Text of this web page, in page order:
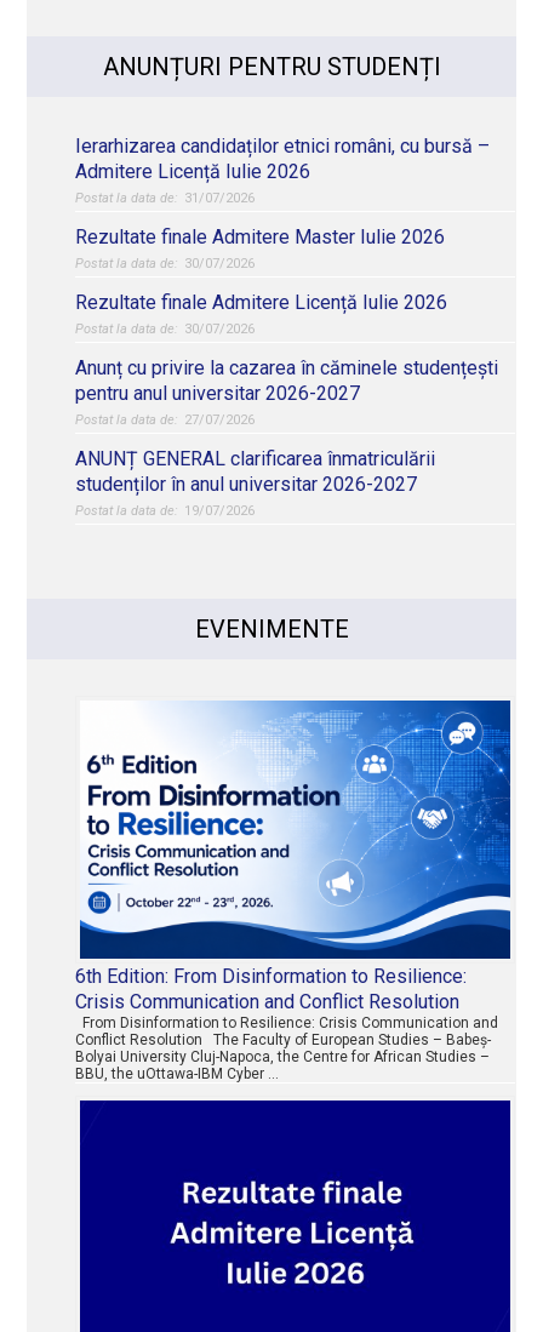
ANUNȚURI PENTRU STUDENȚI
Ierarhizarea candidaților etnici români, cu bursă –
Admitere Licență Iulie 2026
31/07/2026
Rezultate finale Admitere Master Iulie 2026
30/07/2026
Rezultate finale Admitere Licență Iulie 2026
30/07/2026
Anunț cu privire la cazarea în căminele studențești
pentru anul universitar 2026-2027
27/07/2026
ANUNȚ GENERAL clarificarea înmatriculării
studenților în anul universitar 2026-2027
19/07/2026
EVENIMENTE
6th Edition: From Disinformation to Resilience:
Crisis Communication and Conflict Resolution
From Disinformation to Resilience: Crisis Communication and
Conflict Resolution The Faculty of European Studies – Babeș-
Bolyai University Cluj-Napoca, the Centre for African Studies –
BBU, the uOttawa-IBM Cyber …